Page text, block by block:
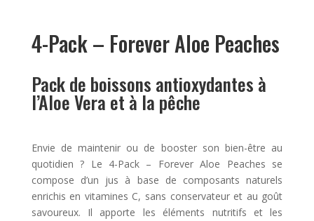
4-Pack – Forever Aloe Peaches
Pack de boissons antioxydantes à
l’Aloe Vera et à la pêche
Envie de maintenir ou de booster son bien-être au
quotidien ? Le 4-Pack – Forever Aloe Peaches se
compose d’un jus à base de composants naturels
enrichis en vitamines C, sans conservateur et au goût
savoureux. Il apporte les éléments nutritifs et les